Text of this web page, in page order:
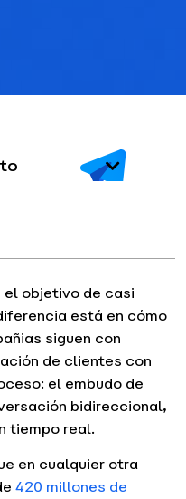
el objetivo de casi
está en cómo
siguen con
de clientes con
el embudo de
bidireccional,
tiempo real.
en cualquier otra
420 millones de